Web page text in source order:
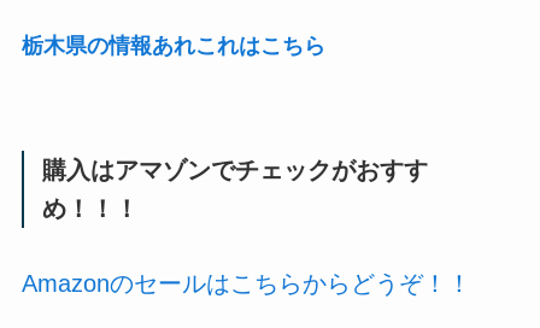
栃木県の情報あれこれはこちら
購入はアマゾンでチェックがおすす
め！！！
Amazonのセールはこちらからどうぞ！！